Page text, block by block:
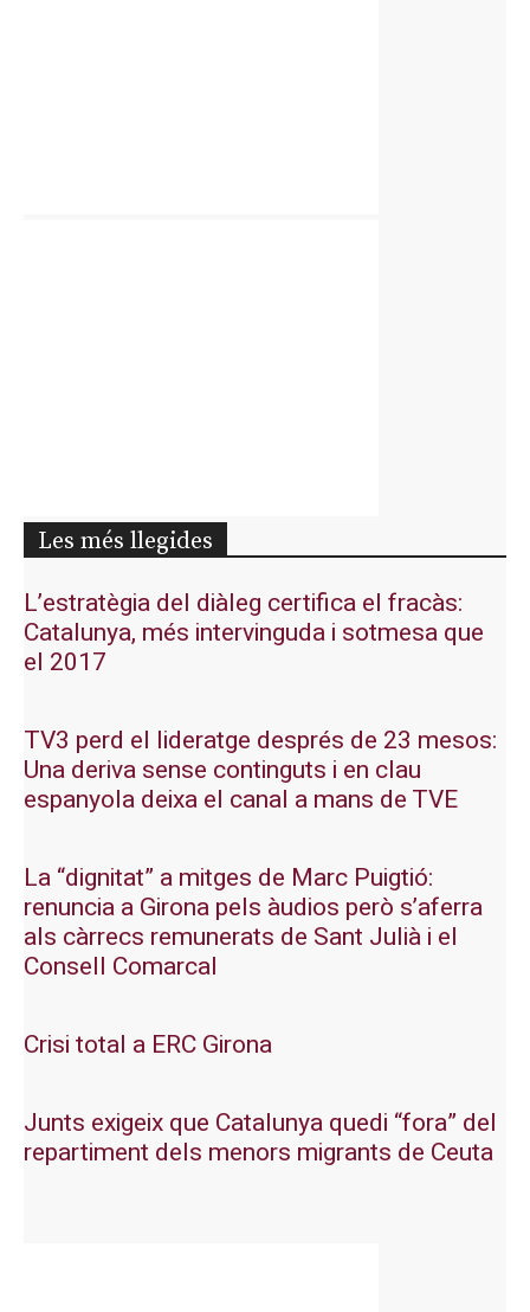
Les més llegides
L’estratègia del diàleg certifica el fracàs:
Catalunya, més intervinguda i sotmesa que
el 2017
TV3 perd el lideratge després de 23 mesos:
Una deriva sense continguts i en clau
espanyola deixa el canal a mans de TVE
La “dignitat” a mitges de Marc Puigtió:
renuncia a Girona pels àudios però s’aferra
als càrrecs remunerats de Sant Julià i el
Consell Comarcal
Crisi total a ERC Girona
Junts exigeix que Catalunya quedi “fora” del
repartiment dels menors migrants de Ceuta